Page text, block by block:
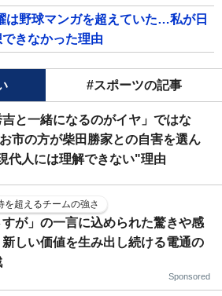
は野球マンガを超えていた…私が日
きなかった理由
#スポーツの記事
吉と一緒になるのがイヤ」ではな
市の方が柴田勝家との自害を選ん
代人には理解できない"理由
を超えるチームの強さ
すが」の一言に込められた驚きや感
しい価値を生み出し続ける電通の
Sponsored